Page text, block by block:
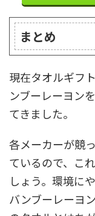
まとめ
現在タオルギフ
ンブーレーヨン
てきました。
各メーカーが競
ているので、こ
しょう。環境に
バンブーレーヨ